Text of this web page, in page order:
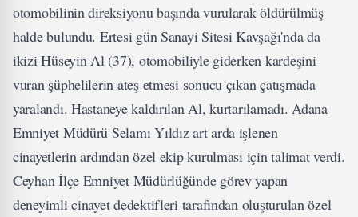
otomobilinin direksiyonu başında vurularak öldürülmüş
halde bulundu. Ertesi gün Sanayi Sitesi Kavşağı'nda da
ikizi Hüseyin Al (37), otomobiliyle giderken kardeşini
vuran şüphelilerin ateş etmesi sonucu çıkan çatışmada
yaralandı. Hastaneye kaldırılan Al, kurtarılamadı. Adana
Emniyet Müdürü Selamı Yıldız art arda işlenen
cinayetlerin ardından özel ekip kurulması için talimat verdi.
Ceyhan İlçe Emniyet Müdürlüğünde görev yapan
deneyimli cinayet dedektifleri tarafından oluşturulan özel